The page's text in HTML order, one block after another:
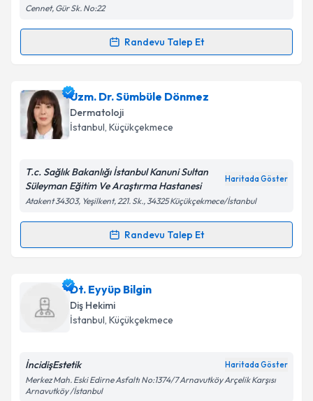
Kişisel verilerimin işlenmesine ilişkinAydınlatma
kapsamda işlenmesini kabul ediyorum.
Takvim Talebini Gönder
Cennet, Gür Sk. No:22
Randevu Talep Et
Randevu Takvimi Talebi
Op. Dr. Mustafa Güneşiçin randevu takvimi talebi
oluşturun. Size bu uzmandan randevu almanız için bir
takvim hazırlandığında e-posta ile bilgilendireceğiz.
Kişisel verilerimin işlenmesine ilişkinAydınlatma
'ni okudum ve kişisel verilerimin belirtilen
kapsamda işlenmesini kabul ediyorum.
Takvim Talebini Gönder
Uzm. Dr. Sümbüle Dönmez
Dermatoloji
İstanbul, Küçükçekmece
T.c. Sağlık Bakanlığı İstanbul Kanuni Sultan
Süleyman Eğitim Ve Araştırma Hastanesi
Haritada Göster
Atakent 34303, Yeşilkent, 221. Sk., 34325 Küçükçekmece/İstanbul
Randevu Talep Et
Randevu Takvimi Talebi
Uzm. Dr. Sümbüle Dönmez
talebi oluşturun. Size bu uzmandan randevu almanız
için bir takvim hazırlandığında e-posta ile
bilgilendireceğiz.
Dt. Eyyüp Bilgin
Diş Hekimi
İstanbul, Küçükçekmece
İncidişEstetik Haritada Göster
Merkez Mah. Eski Edirne Asfaltı No:1374/7 Arnavutköy Arçelik Karşısı
Arnavutköy /İstanbul